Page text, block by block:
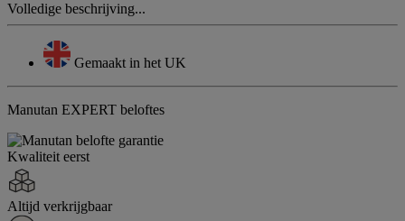
Volledige beschrijving...
Gemaakt in het UK
Manutan EXPERT beloftes
Kwaliteit eerst
Altijd verkrijgbaar